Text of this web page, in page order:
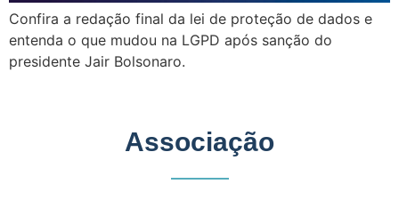
Confira a redação final da lei de proteção de dados e
entenda o que mudou na LGPD após sanção do
presidente Jair Bolsonaro.
Associação